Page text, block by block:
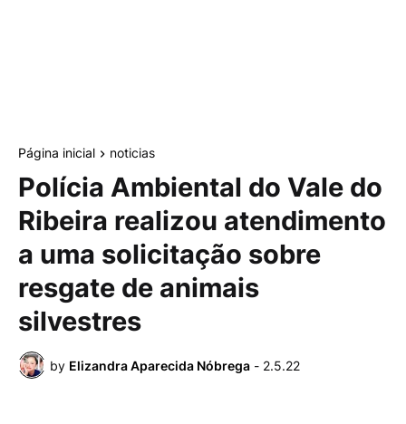
Página inicial noticias
Polícia Ambiental do Vale do
Ribeira realizou atendimento
a uma solicitação sobre
resgate de animais
silvestres
by Elizandra Aparecida Nóbrega - 2.5.22